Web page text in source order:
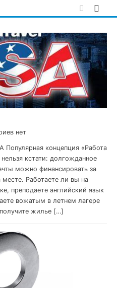
нет
Популярная концепция «Работа
кстати: долгожданное
можно финансировать за
месте. Работаете ли вы на
преподаете английский язык
вожатым в летнем лагере
жилье […]